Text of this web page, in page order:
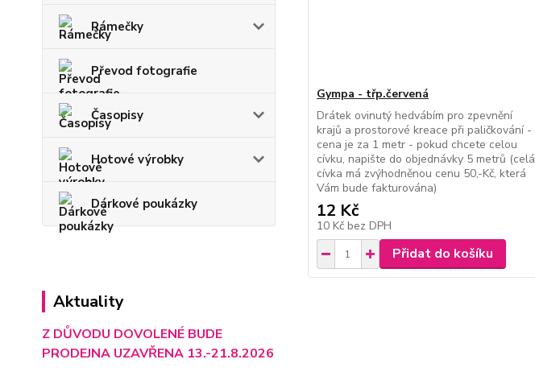
Rámečky
Převod fotografie
Časopisy
Hotové výrobky
Dárkové poukázky
Aktuality
Z DŮVODU DOVOLENÉ BUDE
PRODEJNA UZAVŘENA 13.-21.8.2026
Gympa - třp.červená
Drátek ovinutý hedvábím pro zpevnění
krajů a prostorové kreace při paličkování -
cena je za 1 metr - pokud chcete celou
cívku, napište do objednávky 5 metrů (celá
cívka má zvýhodněnou cenu 50,-Kč, která
Vám bude fakturována)
12 Kč
10 Kč bez DPH
Přidat do košíku